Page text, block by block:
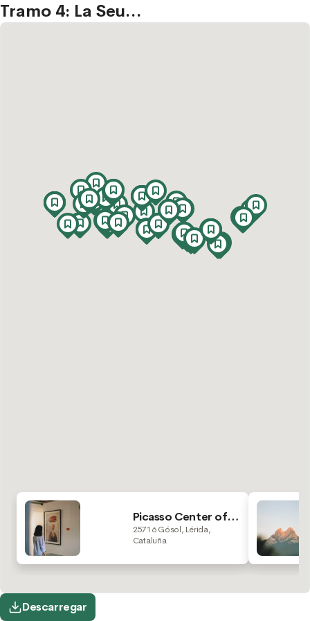
Tramo 4: La Seu
Picasso Center of
Gósol
25716 Gósol, Lérida,
Cataluña
Descarregar